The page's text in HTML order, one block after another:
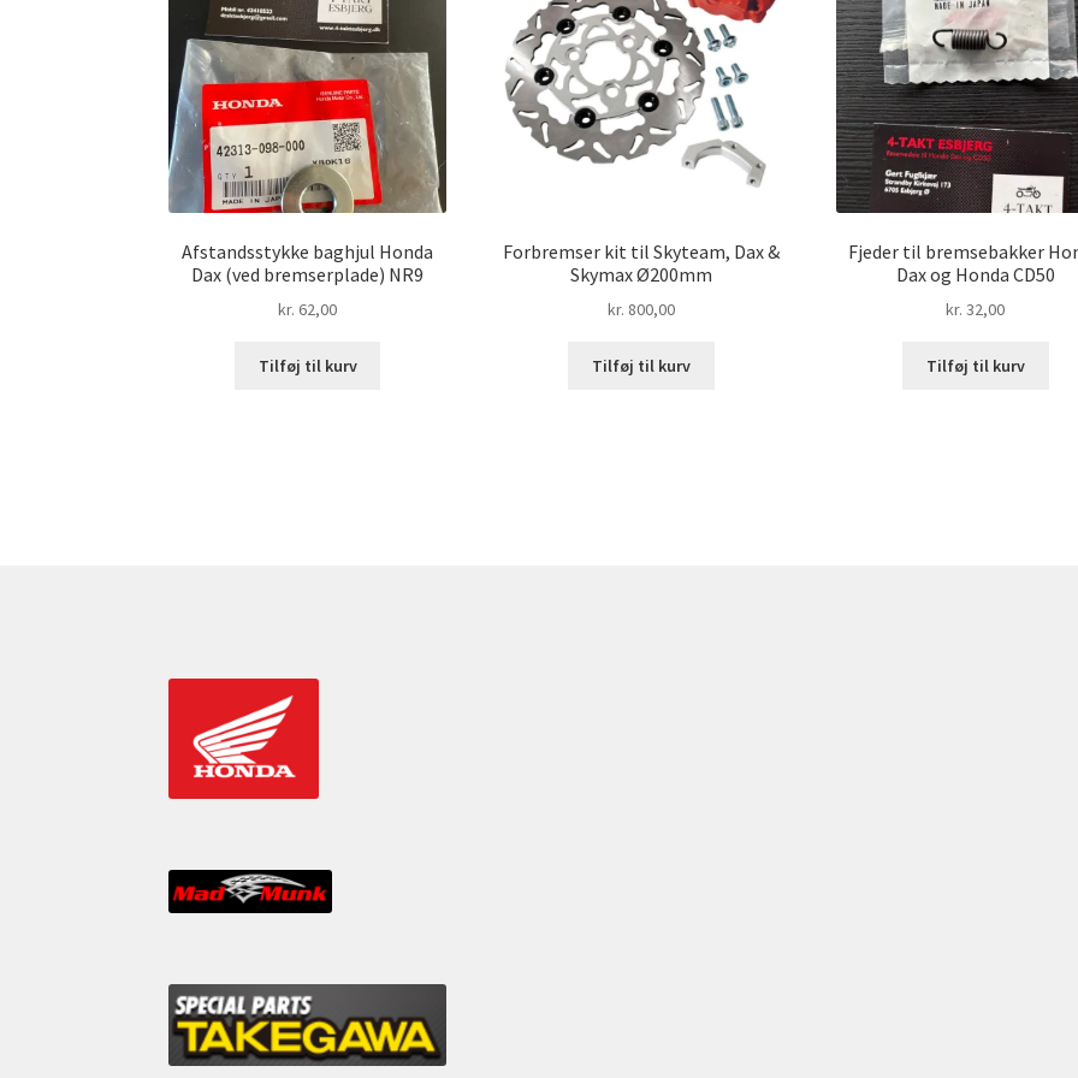
Afstandsstykke baghjul Honda
Dax (ved bremserplade) NR9
kr. 62,00
Tilføj til kurv
Forbremser kit til Skyteam, Dax &
Skymax Ø200mm
kr. 800,00
Tilføj til kurv
Fjeder til bremsebakker
Dax og Honda CD50
kr. 32,00
Tilføj til kurv